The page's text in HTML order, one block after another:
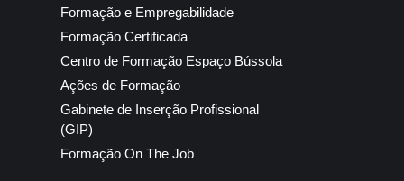
Formação e Empregabilidade
Formação Certificada
Centro de Formação Espaço Bússola
Ações de Formação
Gabinete de Inserção Profissional
(GIP)
Formação On The Job